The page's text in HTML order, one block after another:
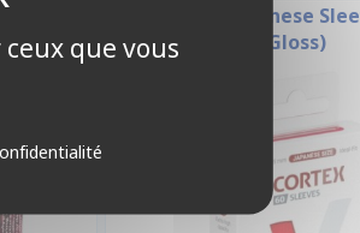
-
Cortex - 60 Japanese
(Gloss)
que vous